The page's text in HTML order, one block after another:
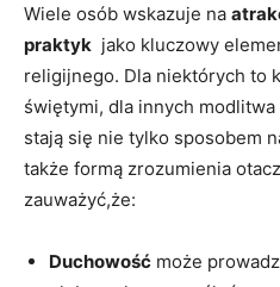
Wiele osób wskazuje na
⁢praktyk
jako kluczowy
religijnego. Dla niektórych to
świętymi,‍ dla innych modlitwa
stają‌ się nie⁣ tylko sposobem
⁣także⁣ formą zrozumienia
zauważyć,że:
Duchowość ​może